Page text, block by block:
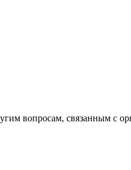
вопросам, связанным с